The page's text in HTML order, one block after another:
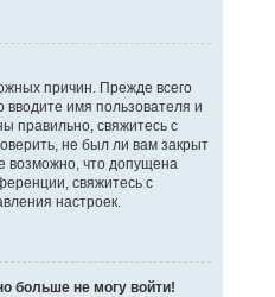
причин. Прежде всего
вводите имя пользователя и
правильно, свяжитесь с
не был ли вам закрыт
возможно, что допущена
свяжитесь с
настроек.
больше не могу войти!